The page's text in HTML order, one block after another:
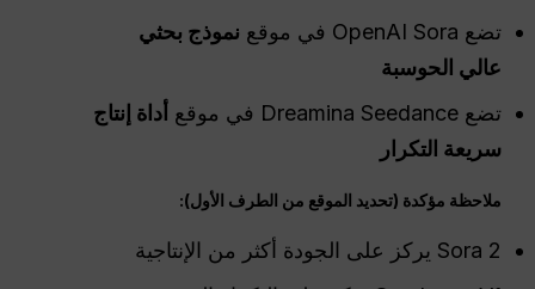
تضع OpenAI Sora في موقع
نموذج بحثي
عالي الحوسبة
تضع Dreamina Seedance في موقع
أداة إنتاج
سريعة التكرار
ملاحظة مؤكدة (تحديد الموقع من الطرف الأول):
Sora 2 يركز على الجودة أكثر من الإنتاجية